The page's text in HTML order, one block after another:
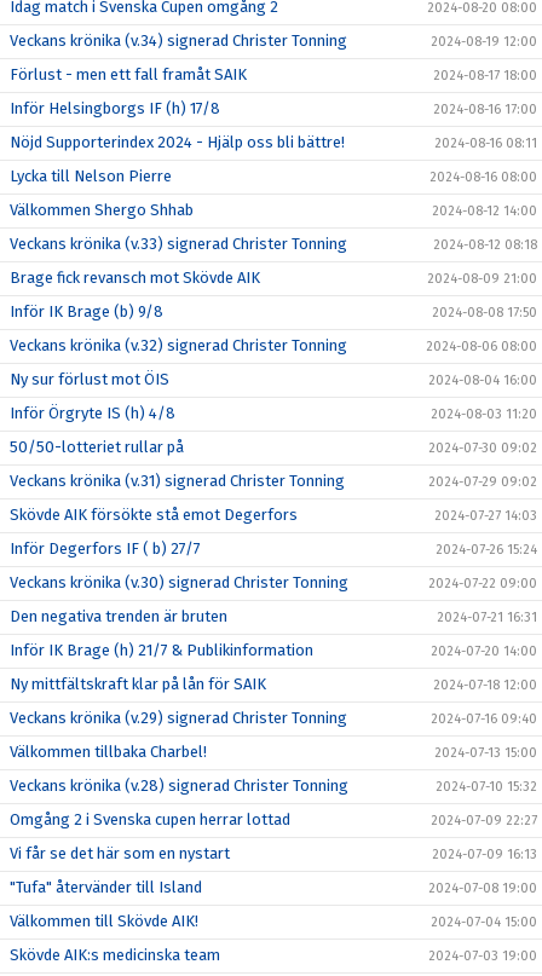
Idag match i Svenska Cupen omgång 2 2024-08-20 08:00
Veckans krönika (v.34) signerad Christer Tonning 2024-08-19 12:00
Förlust - men ett fall framåt SAIK 2024-08-17 18:00
Inför Helsingborgs IF (h) 17/8 2024-08-16 17:00
Nöjd Supporterindex 2024 - Hjälp oss bli bättre! 2024-08-16 08:11
Lycka till Nelson Pierre 2024-08-16 08:00
Välkommen Shergo Shhab 2024-08-12 14:00
Veckans krönika (v.33) signerad Christer Tonning 2024-08-12 08:18
Brage fick revansch mot Skövde AIK 2024-08-09 21:00
Inför IK Brage (b) 9/8 2024-08-08 17:50
Veckans krönika (v.32) signerad Christer Tonning 2024-08-06 08:00
Ny sur förlust mot ÖIS 2024-08-04 16:00
Inför Örgryte IS (h) 4/8 2024-08-03 11:20
50/50-lotteriet rullar på 2024-07-30 09:02
Veckans krönika (v.31) signerad Christer Tonning 2024-07-29 09:02
Skövde AIK försökte stå emot Degerfors 2024-07-27 14:03
Inför Degerfors IF ( b) 27/7 2024-07-26 15:24
Veckans krönika (v.30) signerad Christer Tonning 2024-07-22 09:00
Den negativa trenden är bruten 2024-07-21 16:31
Inför IK Brage (h) 21/7 & Publikinformation 2024-07-20 14:00
Ny mittfältskraft klar på lån för SAIK 2024-07-18 12:00
Veckans krönika (v.29) signerad Christer Tonning 2024-07-16 09:40
Välkommen tillbaka Charbel! 2024-07-13 15:00
Veckans krönika (v.28) signerad Christer Tonning 2024-07-10 15:32
Omgång 2 i Svenska cupen herrar lottad 2024-07-09 22:27
Vi får se det här som en nystart 2024-07-09 16:13
"Tufa" återvänder till Island 2024-07-08 19:00
Välkommen till Skövde AIK! 2024-07-04 15:00
Skövde AIK:s medicinska team 2024-07-03 19:00